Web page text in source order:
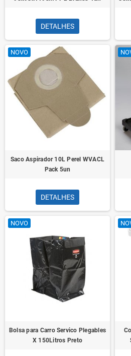
DETALHES
NOVO
Saco Aspirador 10L Perel WVACL
Pack 5un
DETALHES
NOVO
Bolsa para Carro Servico Plegables
X 150Litros Preto